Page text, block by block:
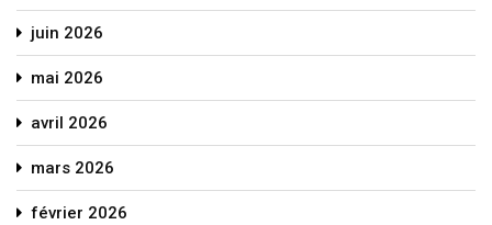
juin 2026
mai 2026
avril 2026
mars 2026
février 2026